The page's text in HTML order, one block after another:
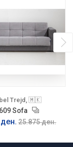
Trejd, 🇲🇰
Sofa
25.875 ден.